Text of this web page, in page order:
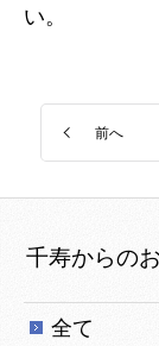
い。
前へ
千寿からの
全て